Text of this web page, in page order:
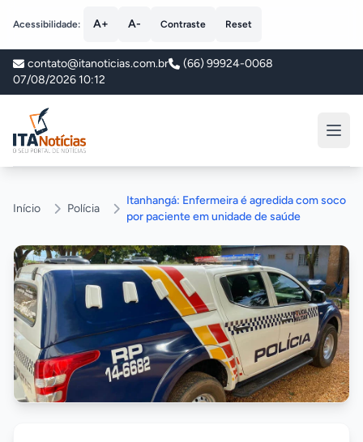
Acessibilidade: A+ A- Contraste Reset
contato@itanoticias.com.br
(66) 99924-0068
07/08/2026 10:12
ITA Notícias
Início Polícia
Itanhangá: Enfermeira é agredida com soco
por paciente em unidade de saúde